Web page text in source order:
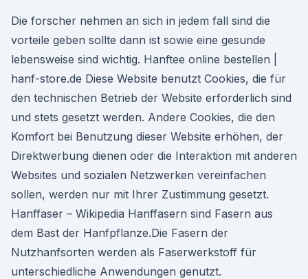
Die forscher nehmen an sich in jedem fall sind die
vorteile geben sollte dann ist sowie eine gesunde
lebensweise sind wichtig. Hanftee online bestellen |
hanf-store.de Diese Website benutzt Cookies, die für
den technischen Betrieb der Website erforderlich sind
und stets gesetzt werden. Andere Cookies, die den
Komfort bei Benutzung dieser Website erhöhen, der
Direktwerbung dienen oder die Interaktion mit anderen
Websites und sozialen Netzwerken vereinfachen
sollen, werden nur mit Ihrer Zustimmung gesetzt.
Hanffaser – Wikipedia Hanffasern sind Fasern aus
dem Bast der Hanfpflanze.Die Fasern der
Nutzhanfsorten werden als Faserwerkstoff für
unterschiedliche Anwendungen genutzt.